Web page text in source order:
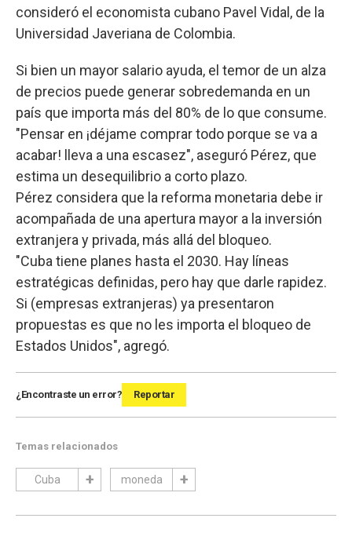
consideró el economista cubano Pavel Vidal, de la
Universidad Javeriana de Colombia.
Si bien un mayor salario ayuda, el temor de un alza
de precios puede generar sobredemanda en un
país que importa más del 80% de lo que consume.
"Pensar en ¡déjame comprar todo porque se va a
acabar! lleva a una escasez", aseguró Pérez, que
estima un desequilibrio a corto plazo.
Pérez considera que la reforma monetaria debe ir
acompañada de una apertura mayor a la inversión
extranjera y privada, más allá del bloqueo.
"Cuba tiene planes hasta el 2030. Hay líneas
estratégicas definidas, pero hay que darle rapidez.
Si (empresas extranjeras) ya presentaron
propuestas es que no les importa el bloqueo de
Estados Unidos", agregó.
¿Encontraste un error? Reportar
Temas relacionados
Cuba moneda